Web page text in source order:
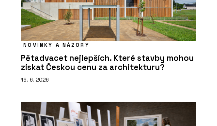
NOVINKY A NÁZORY
Pětadvacet nejlepších. Které stavby mohou
získat Českou cenu za architekturu?
16. 6. 2026